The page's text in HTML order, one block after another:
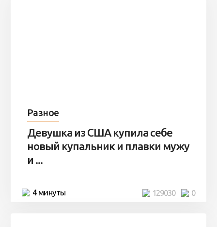
Разное
Девушка из США купила себе
новый купальник и плавки мужу
и ...
4 минуты 0
129030